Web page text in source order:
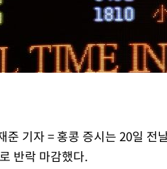
탈환…1.09% 오른 6365.07 개장
에서 미니버스 폭발.. 14명 부상, 3명은 중
낮 39도 '폭염중대경보'
표물들"과 대치로 남부 케슘섬에서 두
마감…나스닥 0.06%↓
준 기자 = 홍콩 증시는 20일 전
반락 마감했다.